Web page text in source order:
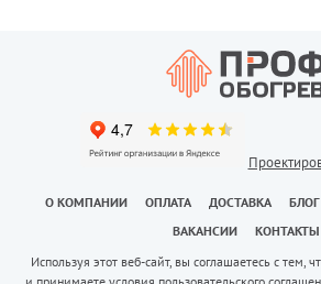
О КОМПАНИИ ОПЛАТА ДОСТАВКА БЛОГ
ВАКАНСИИ
КОНТАКТЫ
Используя этот веб-сайт, вы соглашаетесь с тем,